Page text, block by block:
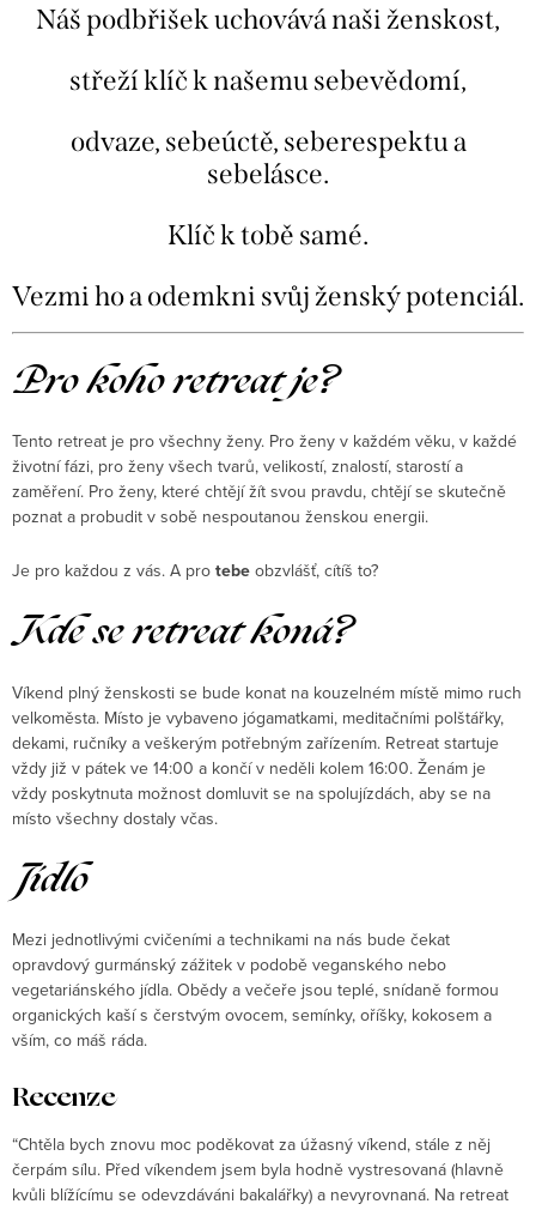
Náš podbřišek uchovává naši ženskost,
střeží klíč k našemu sebevědomí,
odvaze, sebeúctě, seberespektu a
sebelásce.
Klíč k tobě samé.
Vezmi ho a odemkni svůj ženský potenciál.
Pro koho retreat je?
Tento retreat je pro všechny ženy. Pro ženy v každém věku, v každé
životní fázi, pro ženy všech tvarů, velikostí, znalostí, starostí a
zaměření. Pro ženy, které chtějí žít svou pravdu, chtějí se skutečně
poznat a probudit v sobě nespoutanou ženskou energii.
Je pro každou z vás. A pro tebe obzvlášť, cítíš to?
Kde se retreat koná?
Víkend plný ženskosti se bude konat na kouzelném místě mimo ruch
velkoměsta. Místo je vybaveno jógamatkami, meditačními polštářky,
dekami, ručníky a veškerým potřebným zařízením. Retreat startuje
vždy již v pátek ve 14:00 a končí v neděli kolem 16:00. Ženám je
vždy poskytnuta možnost domluvit se na spolujízdách, aby se na
místo všechny dostaly včas.
Jídlo
Mezi jednotlivými cvičeními a technikami na nás bude čekat
opravdový gurmánský zážitek v podobě veganského nebo
vegetariánského jídla. Obědy a večeře jsou teplé, snídaně formou
organických kaší s čerstvým ovocem, semínky, oříšky, kokosem a
vším, co máš ráda.
Recenze
“Chtěla bych znovu moc poděkovat za úžasný víkend, stále z něj
čerpám sílu. Před víkendem jsem byla hodně vystresovaná (hlavně
kvůli blížícímu se odevzdáváni bakalářky) a nevyrovnaná. Na retreat